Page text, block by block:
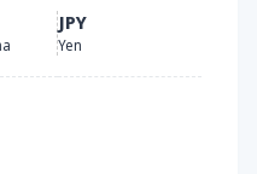
JPY
Yen